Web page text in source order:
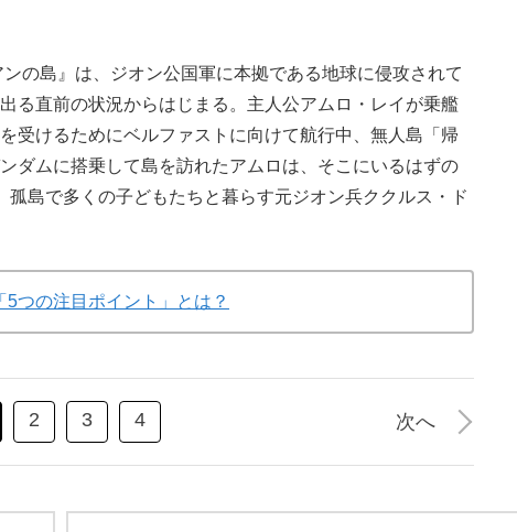
の島』は、ジオン公国軍に本拠である地球に侵攻されて
る直前の状況からはじまる。主人公アムロ・レイが乗艦
受けるためにベルファストに向けて航行中、無人島「帰
ダムに搭乗して島を訪れたアムロは、そこにいるはずの
島で多くの子どもたちと暮らす元ジオン兵ククルス・ド
「5つの注目ポイント」とは？
2 3 4 次へ